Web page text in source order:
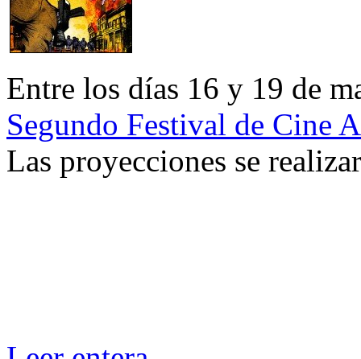
Entre los días 16 y 19 de
Segundo Festival de Cine
Las proyecciones se